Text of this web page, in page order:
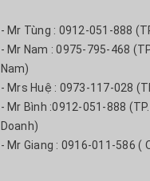
- Mr Tùng : 0912-051-888
- Mr Nam : 0975-795-468
Nam)
- Mrs Huệ : 0973-117-028
- Mr Bình :0912-051-888
Doanh)
- Mr Giang : 0916-011-586 (